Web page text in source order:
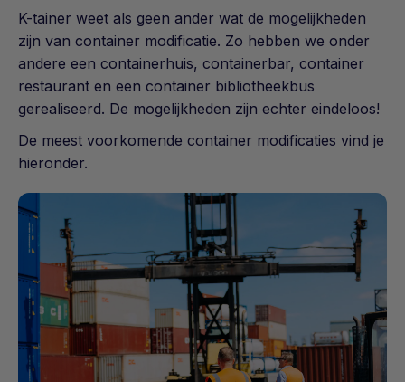
K-tainer weet als geen ander wat de mogelijkheden
zijn van container modificatie. Zo hebben we onder
andere een containerhuis, containerbar, container
restaurant en een container bibliotheekbus
gerealiseerd. De mogelijkheden zijn echter eindeloos!
De meest voorkomende container modificaties vind je
hieronder.